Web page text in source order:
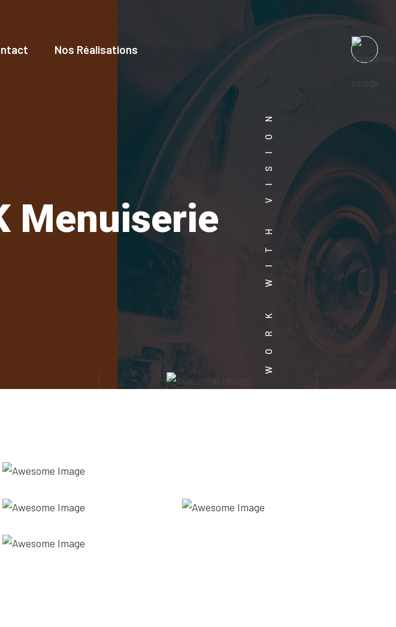
Nos Réalisations
WORK WITH VISION
Menuiserie